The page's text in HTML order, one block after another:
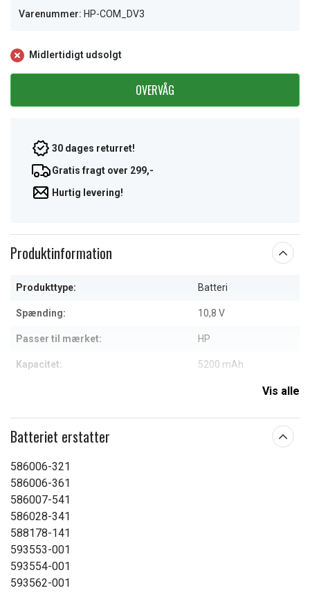
Varenummer: HP-COM_DV3
Midlertidigt udsolgt
OVERVÅG
30 dages returret!
Gratis fragt over 299,-
Hurtig levering!
Produktinformation
Produkttype: Batteri
Spænding: 10,8 V
Passer til mærket: HP
Kapacitet: 5200 mAh
Vis alle
Batteriet erstatter
586006-321
586006-361
586007-541
586028-341
588178-141
593553-001
593554-001
593562-001